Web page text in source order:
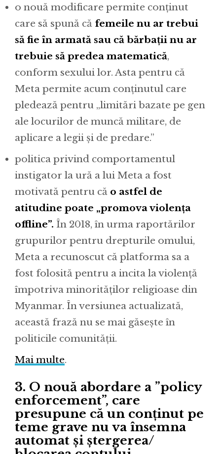
o nouă modificare permite conținut
care să spună că femeile nu ar trebui
să fie în armată sau că bărbații nu ar
trebuie să predea matematică,
conform sexului lor. Asta pentru că
Meta permite acum conținutul care
pledează pentru „limitări bazate pe gen
ale locurilor de muncă militare, de
aplicare a legii și de predare.”
politica privind comportamentul
instigator la ură a lui Meta a fost
motivată pentru că o astfel de
atitudine poate „promova violența
offline”. În 2018, în urma raportărilor
grupurilor pentru drepturile omului,
Meta a recunoscut că platforma sa a
fost folosită pentru a incita la violență
împotriva minorităților religioase din
Myanmar. În versiunea actualizată,
această frază nu se mai găsește în
politicile comunității.
Mai multe.
3. O nouă abordare a ”policy
enforcement”, care
presupune că un conținut pe
teme grave nu va însemna
automat și ștergerea/